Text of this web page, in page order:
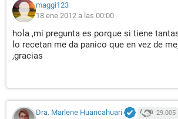
maggi123
18 ene 2012 a las 00:00
hola ,mi pregunta es porque si tiene
lo recetan me da panico que en vez de
,gracias
Dra. Marlene Huancahuari 29.005